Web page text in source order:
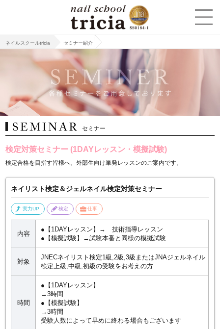
ネイルスクールtricia セミナー紹介
セミナー
検定対策セミナー (1DAYレッスン・模擬試験)
検定合格を目指す皆様へ。外部生向け単発レッスンのご案内です。
ネイリスト検定＆ジェルネイル検定対策セミナー
実力UP 検定 仕事
内容
●【1DAYレッスン】→ 技術指導レッスン
●【模擬試験】→試験本番と同様の模擬試験
対象
JNECネイリスト検定1級,2級,3級またはJNAジェルネイル
検定上級,中級,初級の受験をお考えの方
時間
●【1DAYレッスン】
→3時間
●【模擬試験】
→3時間
受験人数によって早めに終わる場合もございます